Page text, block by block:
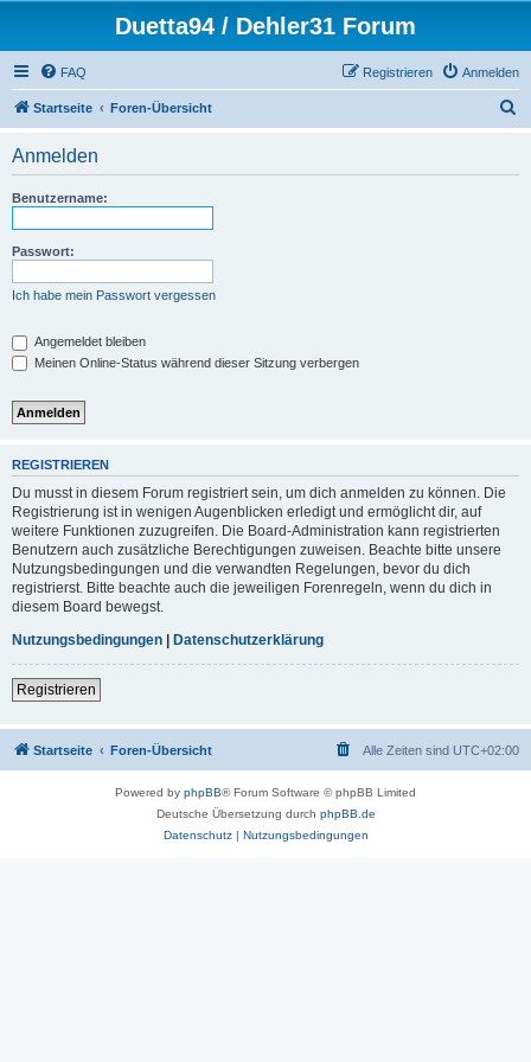
Duetta94 / Dehler31 Forum
FAQ Anmelden
Registrieren
Startseite Foren-Übersicht
Anmelden
Benutzername:
Passwort:
Ich habe mein Passwort vergessen
Angemeldet bleiben
Meinen Online-Status während dieser Sitzung verbergen
REGISTRIEREN
Du musst in diesem Forum registriert sein, um dich anmelden zu können. Die
Registrierung ist in wenigen Augenblicken erledigt und ermöglicht dir, auf
weitere Funktionen zuzugreifen. Die Board-Administration kann registrierten
Benutzern auch zusätzliche Berechtigungen zuweisen. Beachte bitte unsere
Nutzungsbedingungen und die verwandten Regelungen, bevor du dich
registrierst. Bitte beachte auch die jeweiligen Forenregeln, wenn du dich in
diesem Board bewegst.
Nutzungsbedingungen | Datenschutzerklärung
Registrieren
Startseite Foren-Übersicht Alle Zeiten sind UTC+02:00
Powered by phpBB® Forum Software © phpBB Limited
Deutsche Übersetzung durch phpBB.de
Datenschutz| Nutzungsbedingungen